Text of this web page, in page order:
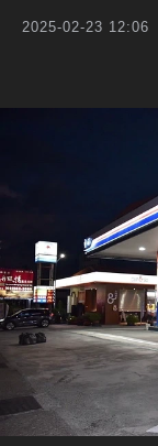
2025-02-23 12:06